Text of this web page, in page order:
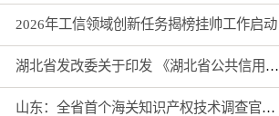
2026年工信领域创新任务揭榜挂帅工作启动
湖北省发改委关于印发 《湖北省公共信用信息目录（2026年版）》的通知
山东：全省首个海关知识产权技术调查官制度落地济南自贸片区